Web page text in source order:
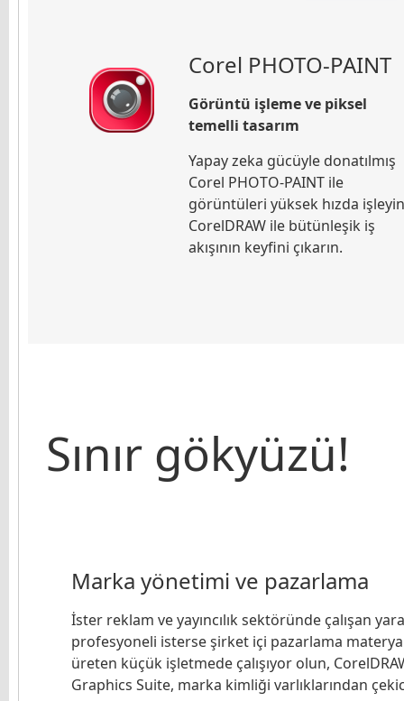
Corel PHOTO-PAINT
Görüntü işleme ve piksel
temelli tasarım
Yapay zeka gücüyle donatılmış
Corel PHOTO-PAINT ile
görüntüleri yüksek hızda
CorelDRAW ile bütünleşik iş
akışının keyfini çıkarın.
Sınır gökyüzü!
Marka yönetimi ve pazarlama
İster reklam ve yayıncılık sektöründe çalışan
profesyoneli isterse şirket içi pazarlama
üreten küçük işletmede çalışıyor olun,
Graphics Suite, marka kimliği varlıklarından